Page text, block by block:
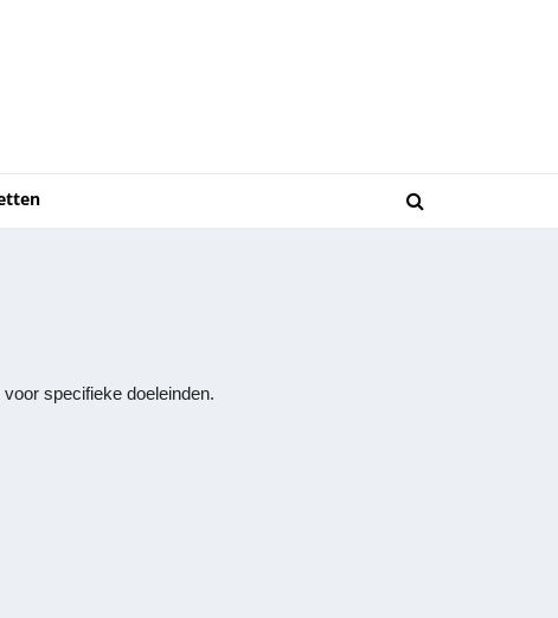
specifieke doeleinden.